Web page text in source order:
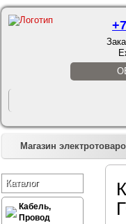
Магазин
Каталог
Кабель,
Провод